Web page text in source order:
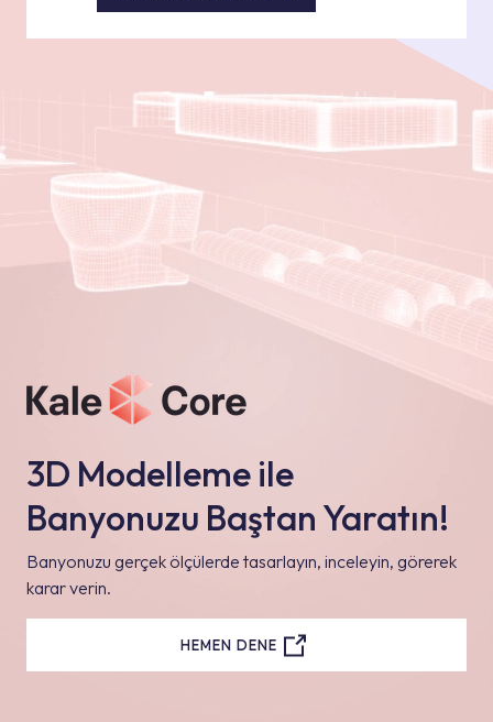
3D Modelleme ile
Banyonuzu Baştan Yaratın!
Banyonuzu gerçek ölçülerde tasarlayın, inceleyin, görerek
karar verin.
HEMEN DENE